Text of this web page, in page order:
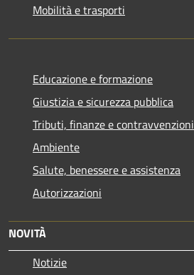
Mobilità e trasporti
Educazione e formazione
Giustizia e sicurezza pubblica
Tributi, finanze e contravvenzioni
Ambiente
Salute, benessere e assistenza
Autorizzazioni
NOVITÀ
Notizie